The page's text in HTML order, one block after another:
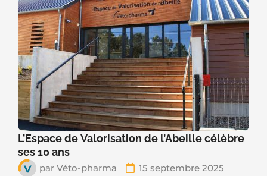
L’Espace de Valorisation de l’Abeille célèbre
ses 10 ans
par Véto-pharma
15 septembre 2025